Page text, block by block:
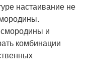
настаивание не
и
комбинации